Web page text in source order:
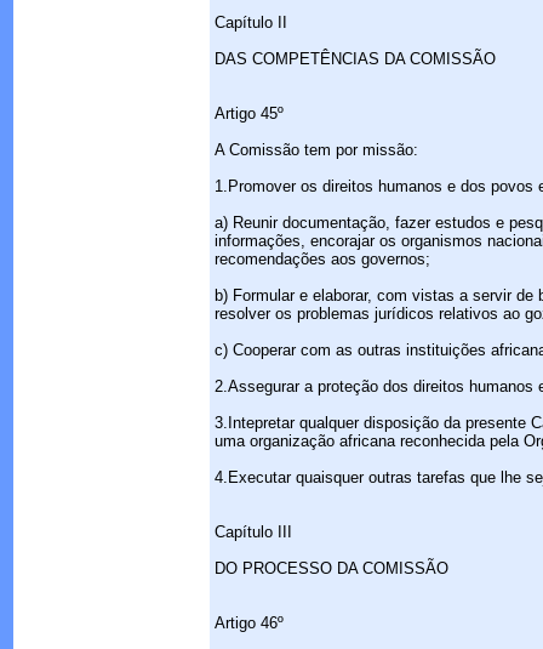
Capítulo II
DAS COMPETÊNCIAS DA COMISSÃO
Artigo 45º
A Comissão tem por missão:
1.Promover os direitos humanos e dos povos
a) Reunir documentação, fazer estudos e
informações, encorajar os organismos
recomendações aos governos;
b) Formular e elaborar, com vistas a servir
resolver os problemas jurídicos relativos ao
c) Cooperar com as outras instituições
2.Assegurar a proteção dos direitos
3.Intepretar qualquer disposição da presente
uma organização africana reconhecida pela
4.Executar quaisquer outras tarefas que lhe
Capítulo III
DO PROCESSO DA COMISSÃO
Artigo 46º